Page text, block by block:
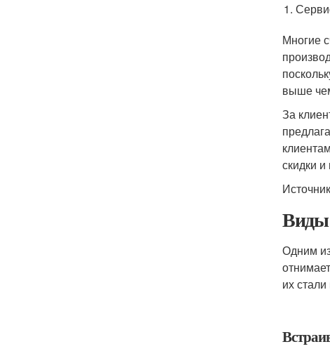
Многие
выше
За
скидки и
Виды
Одним
их